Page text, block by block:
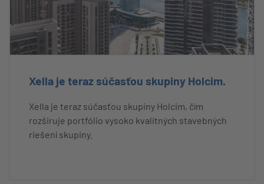
Xella je teraz súčasťou skupiny Holcim.
Xella je teraz súčasťou skupiny Holcim, čím
rozširuje portfólio vysoko kvalitných stavebných
riešení skupiny.